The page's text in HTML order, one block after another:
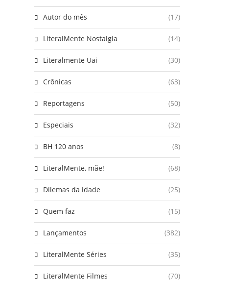
Autor do mês (17)
LiteralMente Nostalgia (14)
Literalmente Uai (30)
Crônicas (63)
Reportagens (50)
Especiais (32)
BH 120 anos (8)
LiteralMente, mãe! (68)
Dilemas da idade (25)
Quem faz (15)
Lançamentos (382)
LiteralMente Séries (35)
LiteralMente Filmes (70)